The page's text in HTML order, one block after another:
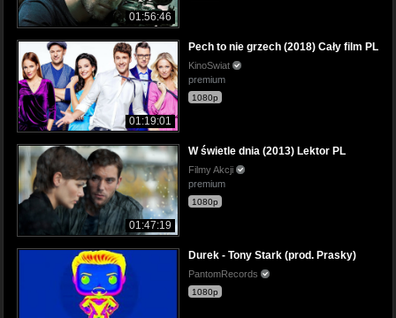
01:56:46
01:19:01
Pech to nie grzech (2018) Cały film PL
KinoSwiat
premium
1080p
01:47:19
W świetle dnia (2013) Lektor PL
Filmy Akcji
premium
1080p
Durek - Tony Stark (prod. Prasky)
PantomRecords
1080p